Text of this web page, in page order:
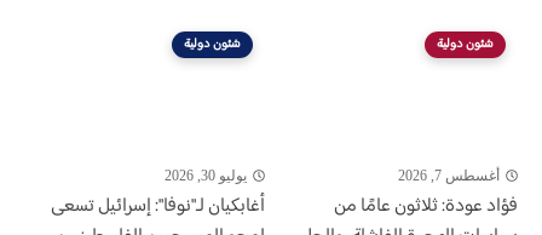
شئون دولية
أغسطس 7, 2026
فؤاد عودة: ثلاثون عامًا من
شئون دولية
يوليو 30, 2026
أغابكيان لـ"نوفا": إسرائيل تسعى